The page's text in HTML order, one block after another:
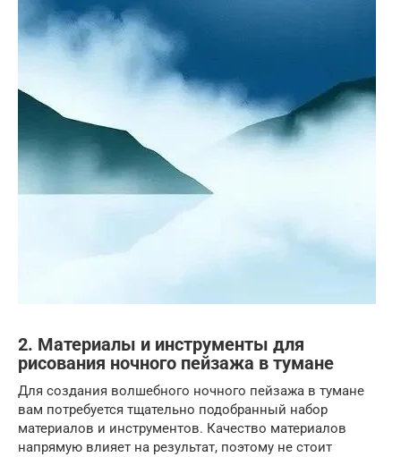
2. Материалы и инструменты для
рисования ночного пейзажа в тумане
Для создания волшебного ночного пейзажа в тумане
вам потребуется тщательно подобранный набор
материалов и инструментов. Качество материалов
напрямую влияет на результат, поэтому не стоит